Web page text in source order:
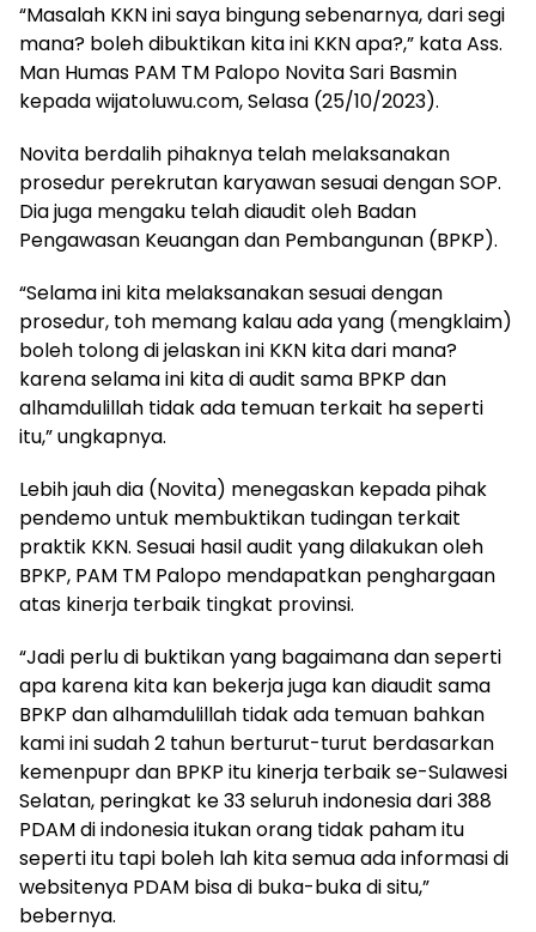
“Masalah KKN ini saya bingung sebenarnya, dari segi
mana? boleh dibuktikan kita ini KKN apa?,” kata Ass.
Man Humas PAM TM Palopo Novita Sari Basmin
kepada wijatoluwu.com, Selasa (25/10/2023).
Novita berdalih pihaknya telah melaksanakan
prosedur perekrutan karyawan sesuai dengan SOP.
Dia juga mengaku telah diaudit oleh Badan
Pengawasan Keuangan dan Pembangunan (BPKP).
“Selama ini kita melaksanakan sesuai dengan
prosedur, toh memang kalau ada yang (mengklaim)
boleh tolong di jelaskan ini KKN kita dari mana?
karena selama ini kita di audit sama BPKP dan
alhamdulillah tidak ada temuan terkait ha seperti
itu,” ungkapnya.
Lebih jauh dia (Novita) menegaskan kepada pihak
pendemo untuk membuktikan tudingan terkait
praktik KKN. Sesuai hasil audit yang dilakukan oleh
BPKP, PAM TM Palopo mendapatkan penghargaan
atas kinerja terbaik tingkat provinsi.
“Jadi perlu di buktikan yang bagaimana dan seperti
apa karena kita kan bekerja juga kan diaudit sama
BPKP dan alhamdulillah tidak ada temuan bahkan
kami ini sudah 2 tahun berturut-turut berdasarkan
kemenpupr dan BPKP itu kinerja terbaik se-Sulawesi
Selatan, peringkat ke 33 seluruh indonesia dari 388
PDAM di indonesia itukan orang tidak paham itu
seperti itu tapi boleh lah kita semua ada informasi di
websitenya PDAM bisa di buka-buka di situ,”
bebernya.